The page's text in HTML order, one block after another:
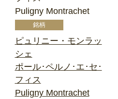
Puligny Montrachet
ピュリニー・モンラッ
シェ
ポール･ペルノ･エ･セ･
フィス
Puligny Montrachet